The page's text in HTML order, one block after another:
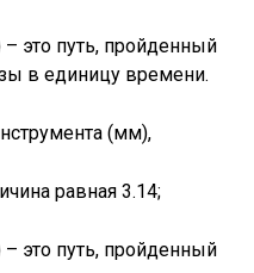
это путь, пройденный
в единицу времени.
(мм),
равная 3.14;
это путь, пройденный